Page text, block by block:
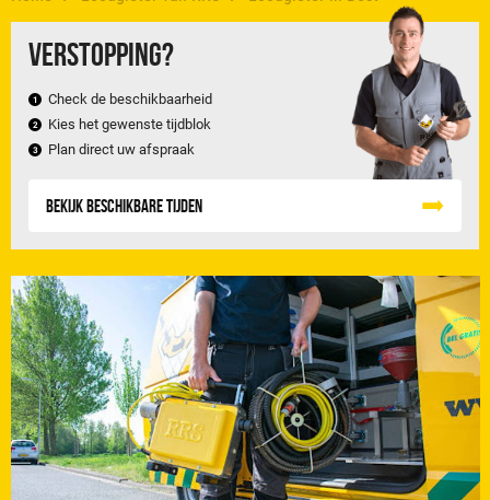
Verstopping?
Check de beschikbaarheid
Kies het gewenste tijdblok
Plan direct uw afspraak
Bekijk beschikbare tijden